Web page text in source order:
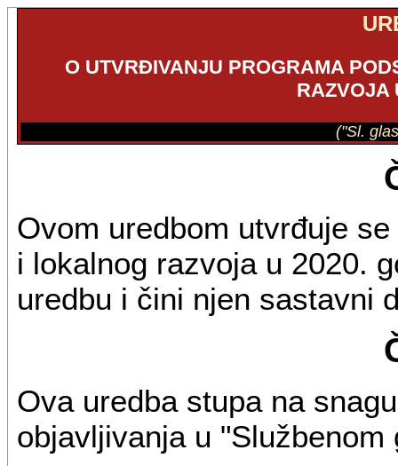
O UTVRĐIVANJU PROGRAMA
RAZVOJA
("Sl.
Ovom uredbom utvrđuje
i lokalnog razvoja u 2020.
uredbu i čini njen sastavni
Ova uredba stupa na
objavljivanja u